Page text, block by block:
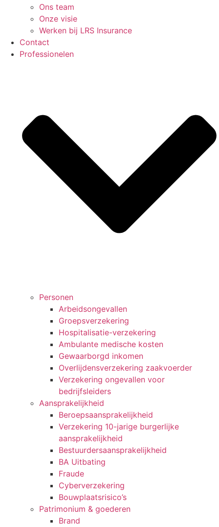
Ons team
Onze visie
Werken bij LRS Insurance
Contact
Professionelen
Personen
Arbeidsongevallen
Groepsverzekering
Hospitalisatie-verzekering
Ambulante medische kosten
Gewaarborgd inkomen
Overlijdensverzekering zaakvoerder
Verzekering ongevallen voor
bedrijfsleiders
Aansprakelijkheid
Beroepsaansprakelijkheid
Verzekering 10-jarige burgerlijke
aansprakelijkheid
Bestuurdersaansprakelijkheid
BA Uitbating
Fraude
Cyberverzekering
Bouwplaatsrisico’s
Patrimonium & goederen
Brand